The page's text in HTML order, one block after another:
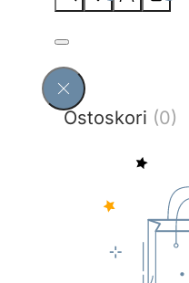
Ostoskori (0)